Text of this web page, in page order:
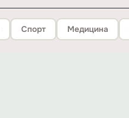
Спорт Медицина